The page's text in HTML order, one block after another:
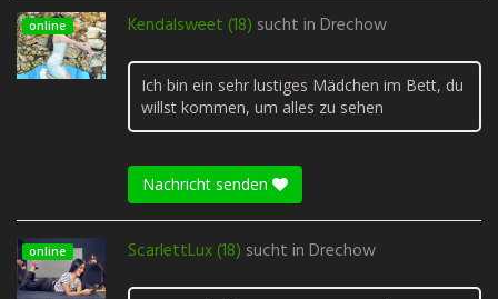
online Kendalsweet (18) sucht in Drechow
Ich bin ein sehr lustiges Mädchen im Bett, du
willst kommen, um alles zu sehen
Nachricht senden
online ScarlettLux (18) sucht in Drechow